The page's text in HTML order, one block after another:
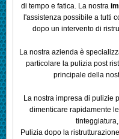
di tempo e fatica. La nostra
l'assistenza possibile a tutti
dopo un intervento di
La nostra azienda è
particolare la pulizia post
principale della
La nostra impresa di pulizie
dimenticare rapidamente
Pulizia dopo la